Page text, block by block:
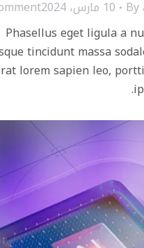
By 10 مارس، 2024
Phasellus eget ligula a
tincidunt massa
lorem sapien leo,